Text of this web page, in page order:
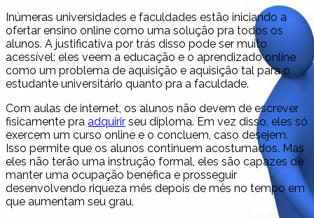
Inúmeras universidades e faculdades estão iniciando a
ofertar ensino online como uma solução pra todos os
alunos. A justificativa por trás disso pode ser muito
acessível: eles veem a educação e o aprendizado online
como um problema de aquisição e aquisição tal para o
estudante universitário quanto pra a faculdade.
Com aulas de internet, os alunos não devem de escrever
fisicamente pra adquirir seu diploma. Em vez disso, eles só
exercem um curso online e o concluem, caso desejem.
Isso permite que os alunos continuem acostumados. Mas
eles não terão uma instrução formal, eles são capazes de
manter uma ocupação benéfica e prosseguir
desenvolvendo riqueza mês depois de mês no tempo em
que aumentam seu grau.